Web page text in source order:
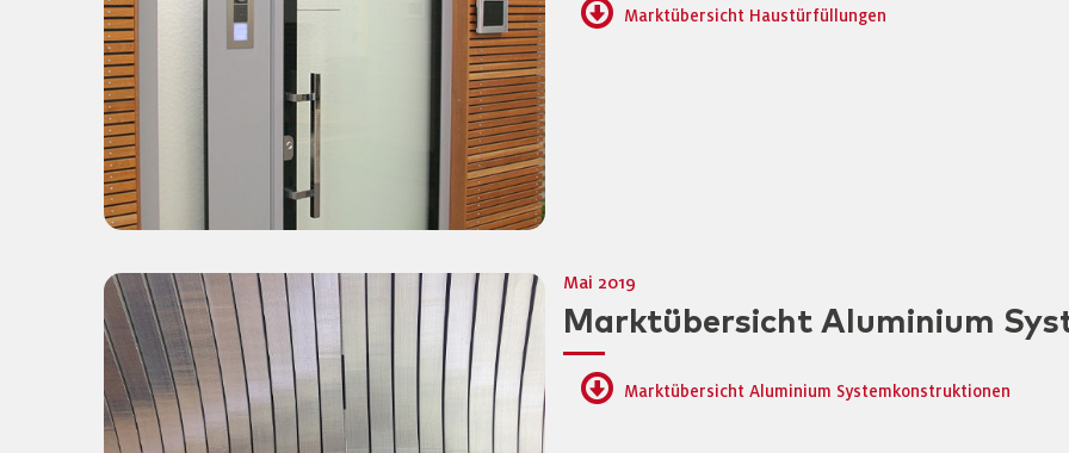
Marktübersicht Haustürfüllungen
Mai 2019
Marktübersicht Aluminium
Marktübersicht Aluminium Systemkonstruktionen